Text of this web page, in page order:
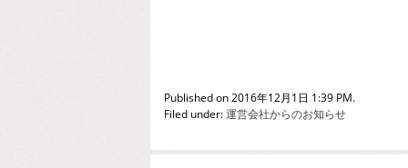
Published on 2016年12月1日 1:39 PM.
Filed under:運営会社からのお知らせ